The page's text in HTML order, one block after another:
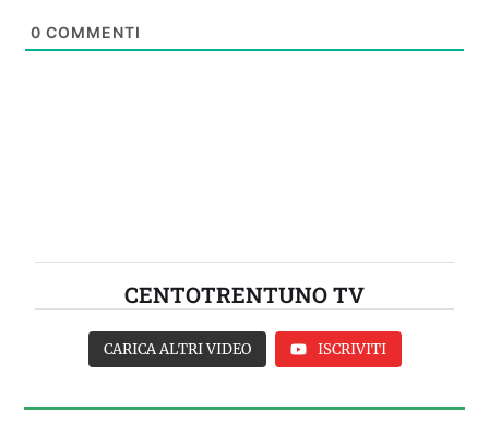
0 COMMENTI
CENTOTRENTUNO TV
CARICA ALTRI VIDEO ISCRIVITI